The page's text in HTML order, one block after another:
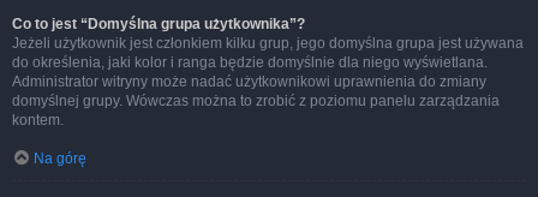
Co to jest “Domyślna grupa użytkownika”?
Jeżeli użytkownik jest członkiem kilku grup, jego domyślna grupa jest używana
do określenia, jaki kolor i ranga będzie domyślnie dla niego wyświetlana.
Administrator witryny może nadać użytkownikowi uprawnienia do zmiany
domyślnej grupy. Wówczas można to zrobić z poziomu panelu zarządzania
kontem.
Na górę